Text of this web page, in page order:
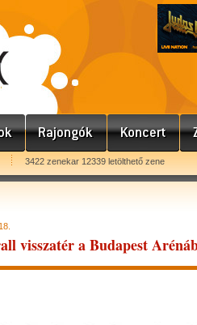
3422 zenekar 12339 letölthető zene
visszatér a Budapest